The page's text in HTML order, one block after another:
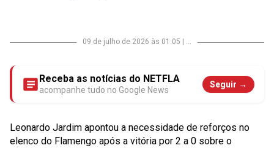
09 de julho de 2026 às 01:05 ...
Receba as notícias do NETFLA
acompanhe tudo no Google News
Seguir →
Leonardo Jardim apontou a necessidade de reforços no
elenco do Flamengo após a vitória por 2 a 0 sobre o